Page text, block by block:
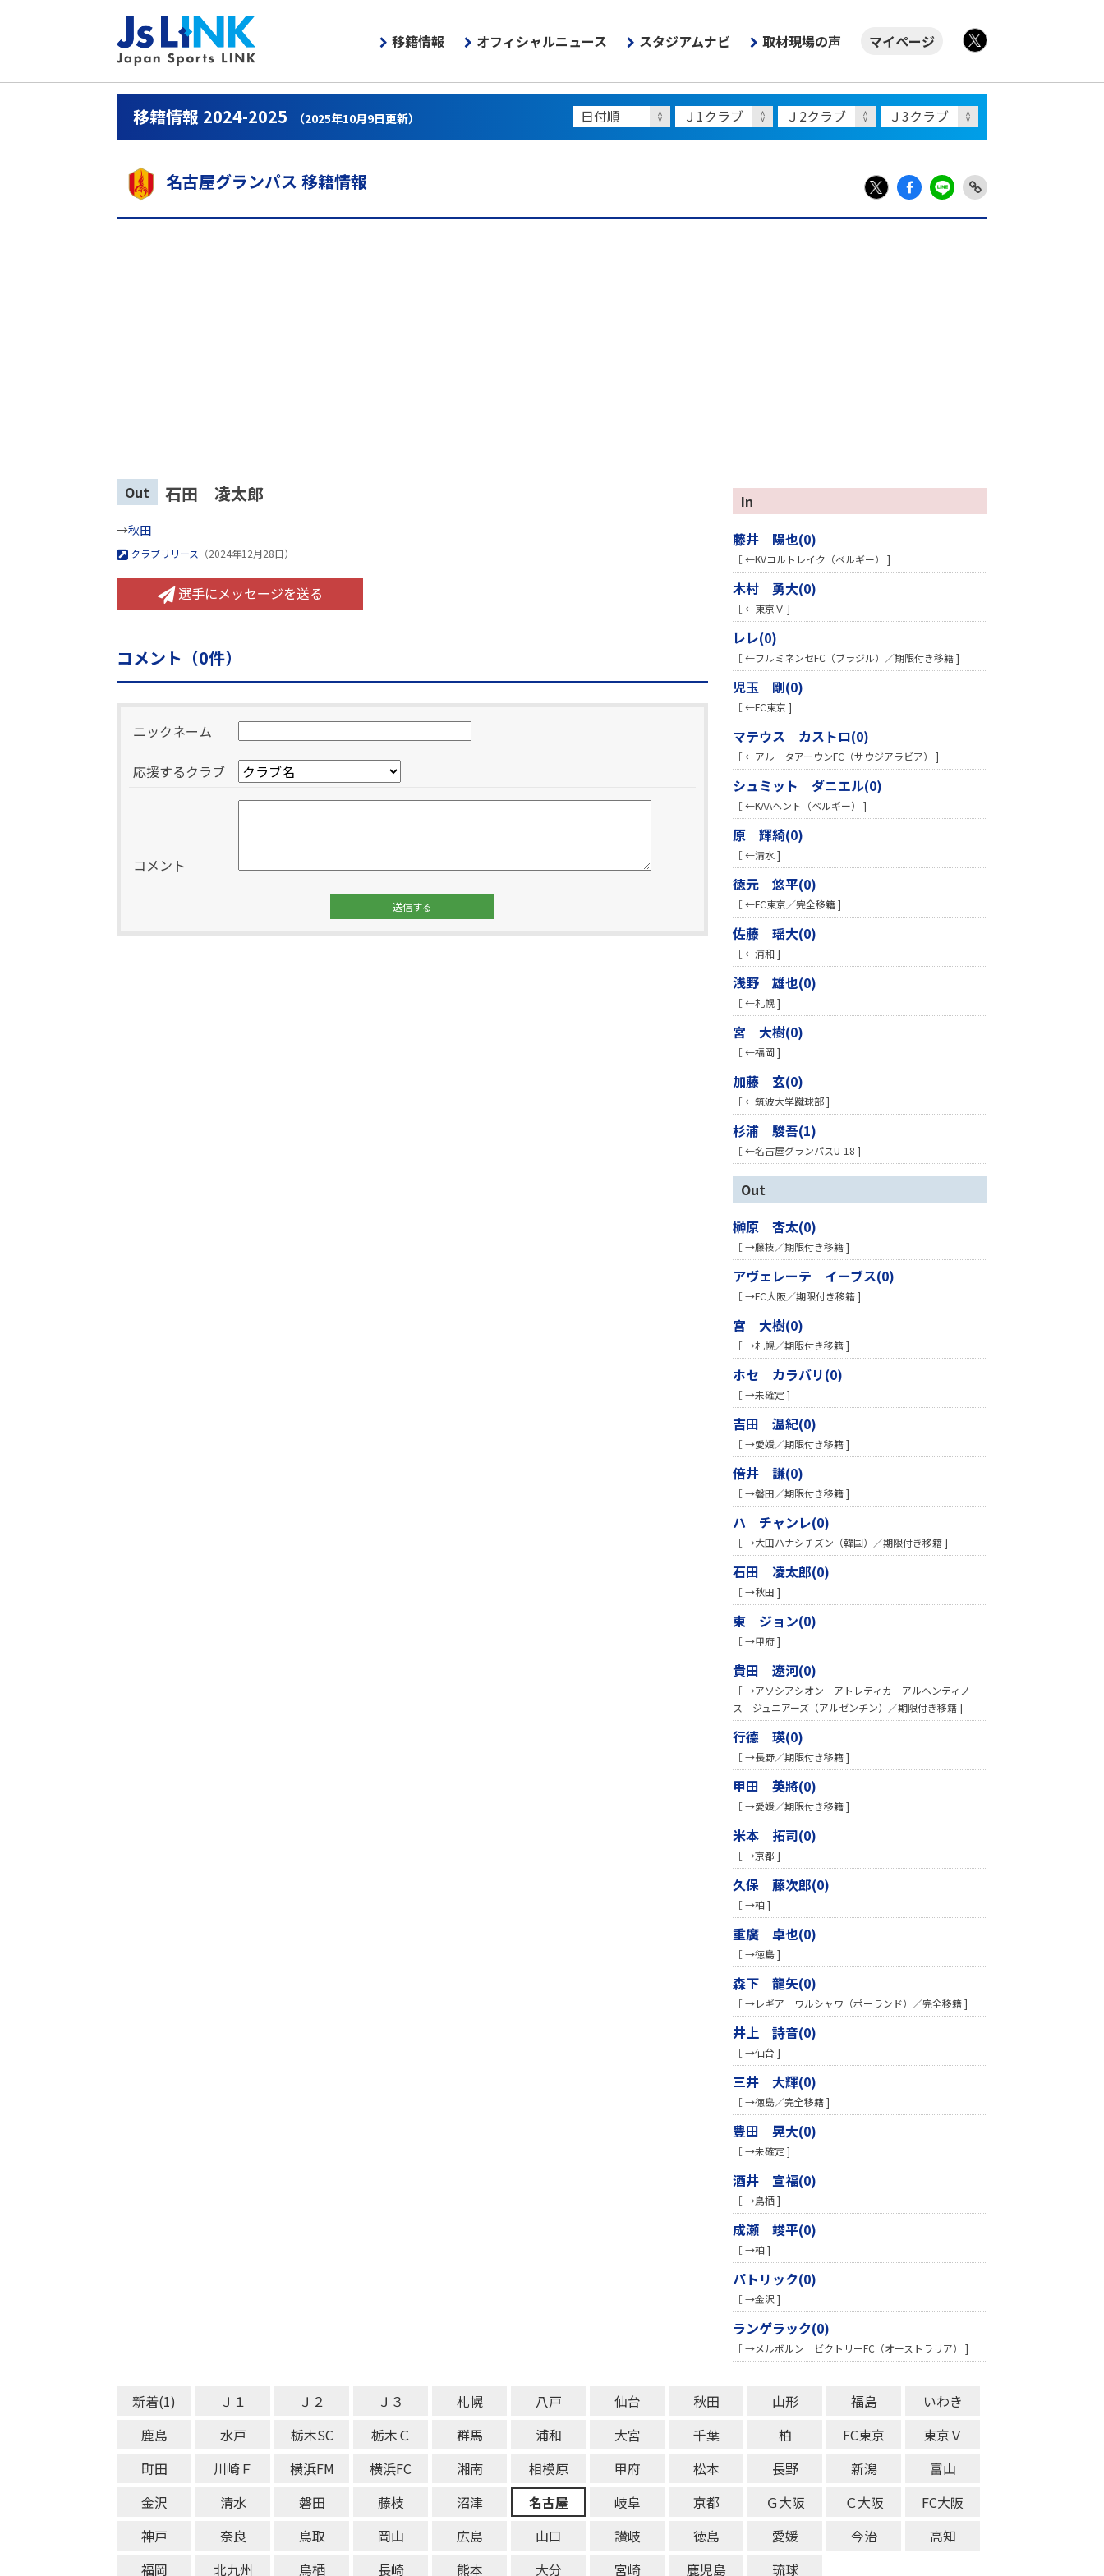
移籍情報 オフィシャルニュース スタジアムナビ 取材現場の声
マイページ
移籍情報 2024-2025 （2025年10月9日更新）
名古屋グランパス 移籍情報
X
Fac LIN Link
Out 石田 凌太郎
→秋田
クラブリリース （2024年12月28日）
選手にメッセージを送る
コメント（0件）
ニックネーム
応援するクラブ
コメント
In
藤井 陽也(0)
［ ←KVコルトレイク（ベルギー） ]
木村 勇大(0)
［ ←東京Ｖ ]
レレ(0)
［ ←フルミネンセFC（ブラジル）／期限付き移籍 ]
児玉 剛(0)
［ ←FC東京 ]
マテウス カストロ(0)
［ ←アル タアーウンFC（サウジアラビア） ]
シュミット ダニエル(0)
［ ←KAAヘント（ベルギー） ]
原 輝綺(0)
［ ←清水 ]
徳元 悠平(0)
［ ←FC東京／完全移籍 ]
佐藤 瑶大(0)
［ ←浦和 ]
浅野 雄也(0)
［ ←札幌 ]
宮 大樹(0)
［ ←福岡 ]
加藤 玄(0)
［ ←筑波大学蹴球部 ]
杉浦 駿吾(1)
［ ←名古屋グランパスU-18 ]
Out
榊原 杏太(0)
［ →藤枝／期限付き移籍 ]
アヴェレーテ イーブス(0)
［ →FC大阪／期限付き移籍 ]
宮 大樹(0)
［ →札幌／期限付き移籍 ]
ホセ カラバリ(0)
［ →未確定 ]
吉田 温紀(0)
［ →愛媛／期限付き移籍 ]
倍井 謙(0)
［ →磐田／期限付き移籍 ]
ハ チャンレ(0)
［ →大田ハナシチズン（韓国）／期限付き移籍 ]
石田 凌太郎(0)
［ →秋田 ]
東 ジョン(0)
［ →甲府 ]
貴田 遼河(0)
［ →アソシアシオン アトレティカ アルヘンティノ
ス ジュニアーズ（アルゼンチン）／期限付き移籍 ]
行德 瑛(0)
［ →長野／期限付き移籍 ]
甲田 英將(0)
［ →愛媛／期限付き移籍 ]
米本 拓司(0)
［ →京都 ]
久保 藤次郎(0)
［ →柏 ]
重廣 卓也(0)
［ →徳島 ]
森下 龍矢(0)
［ →レギア ワルシャワ（ポーランド）／完全移籍 ]
井上 詩音(0)
［ →仙台 ]
三井 大輝(0)
［ →徳島／完全移籍 ]
豊田 晃大(0)
［ →未確定 ]
酒井 宣福(0)
［ →鳥栖 ]
成瀬 竣平(0)
［ →柏 ]
パトリック(0)
［ →金沢 ]
ランゲラック(0)
［ →メルボルン ビクトリーFC（オーストラリア） ]
新着(1) Ｊ１ Ｊ２ Ｊ３ 札幌 八戸 仙台 秋田 山形 福島
いわき
鹿島
水戸 栃木SC 栃木Ｃ 群馬 浦和 大宮 千葉 柏 FC東京
東京Ｖ
町田
川崎Ｆ 横浜FM 横浜FC 湘南 相模原 甲府 松本 長野 新潟
富山
金沢
清水 磐田 藤枝 沼津 名古屋 岐阜 京都 Ｇ大阪 Ｃ大阪
FC大阪
神戸
奈良 鳥取 岡山 広島 山口 讃岐 徳島 愛媛 今治
高知
福岡
北九州 鳥栖 長崎 熊本 大分 宮崎 鹿児島 琉球